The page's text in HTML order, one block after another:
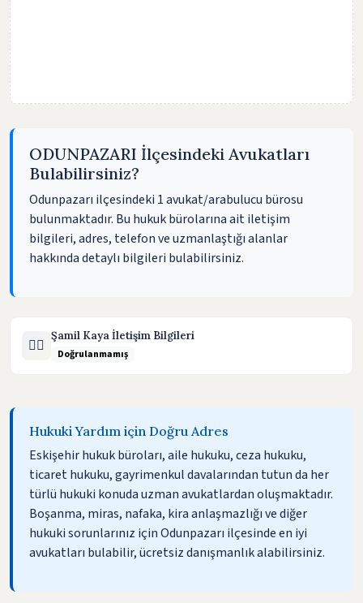
ODUNPAZARI İlçesindeki Avukatları
Bulabilirsiniz?
Odunpazarı ilçesindeki 1 avukat/arabulucu bürosu
bulunmaktadır. Bu hukuk bürolarına ait iletişim
bilgileri, adres, telefon ve uzmanlaştığı alanlar
hakkında detaylı bilgileri bulabilirsiniz.
🧑‍⚖️
Şamil Kaya İletişim Bilgileri
Doğrulanmamış
Hukuki Yardım için Doğru Adres
Eskişehir hukuk büroları, aile hukuku, ceza hukuku,
ticaret hukuku, gayrimenkul davalarından tutun da her
türlü hukuki konuda uzman avukatlardan oluşmaktadır.
Boşanma, miras, nafaka, kira anlaşmazlığı ve diğer
hukuki sorunlarınız için Odunpazarı ilçesinde en iyi
avukatları bulabilir, ücretsiz danışmanlık alabilirsiniz.